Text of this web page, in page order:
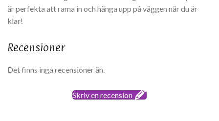
är perfekta att rama in och hänga upp på väggen när du är
klar!
Recensioner
Det finns inga recensioner än.
Skriv en recension